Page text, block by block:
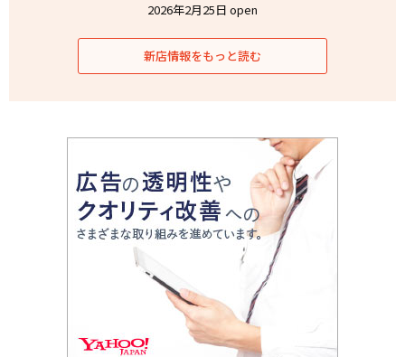
2026年2月25日 open
新店情報をもっと読む